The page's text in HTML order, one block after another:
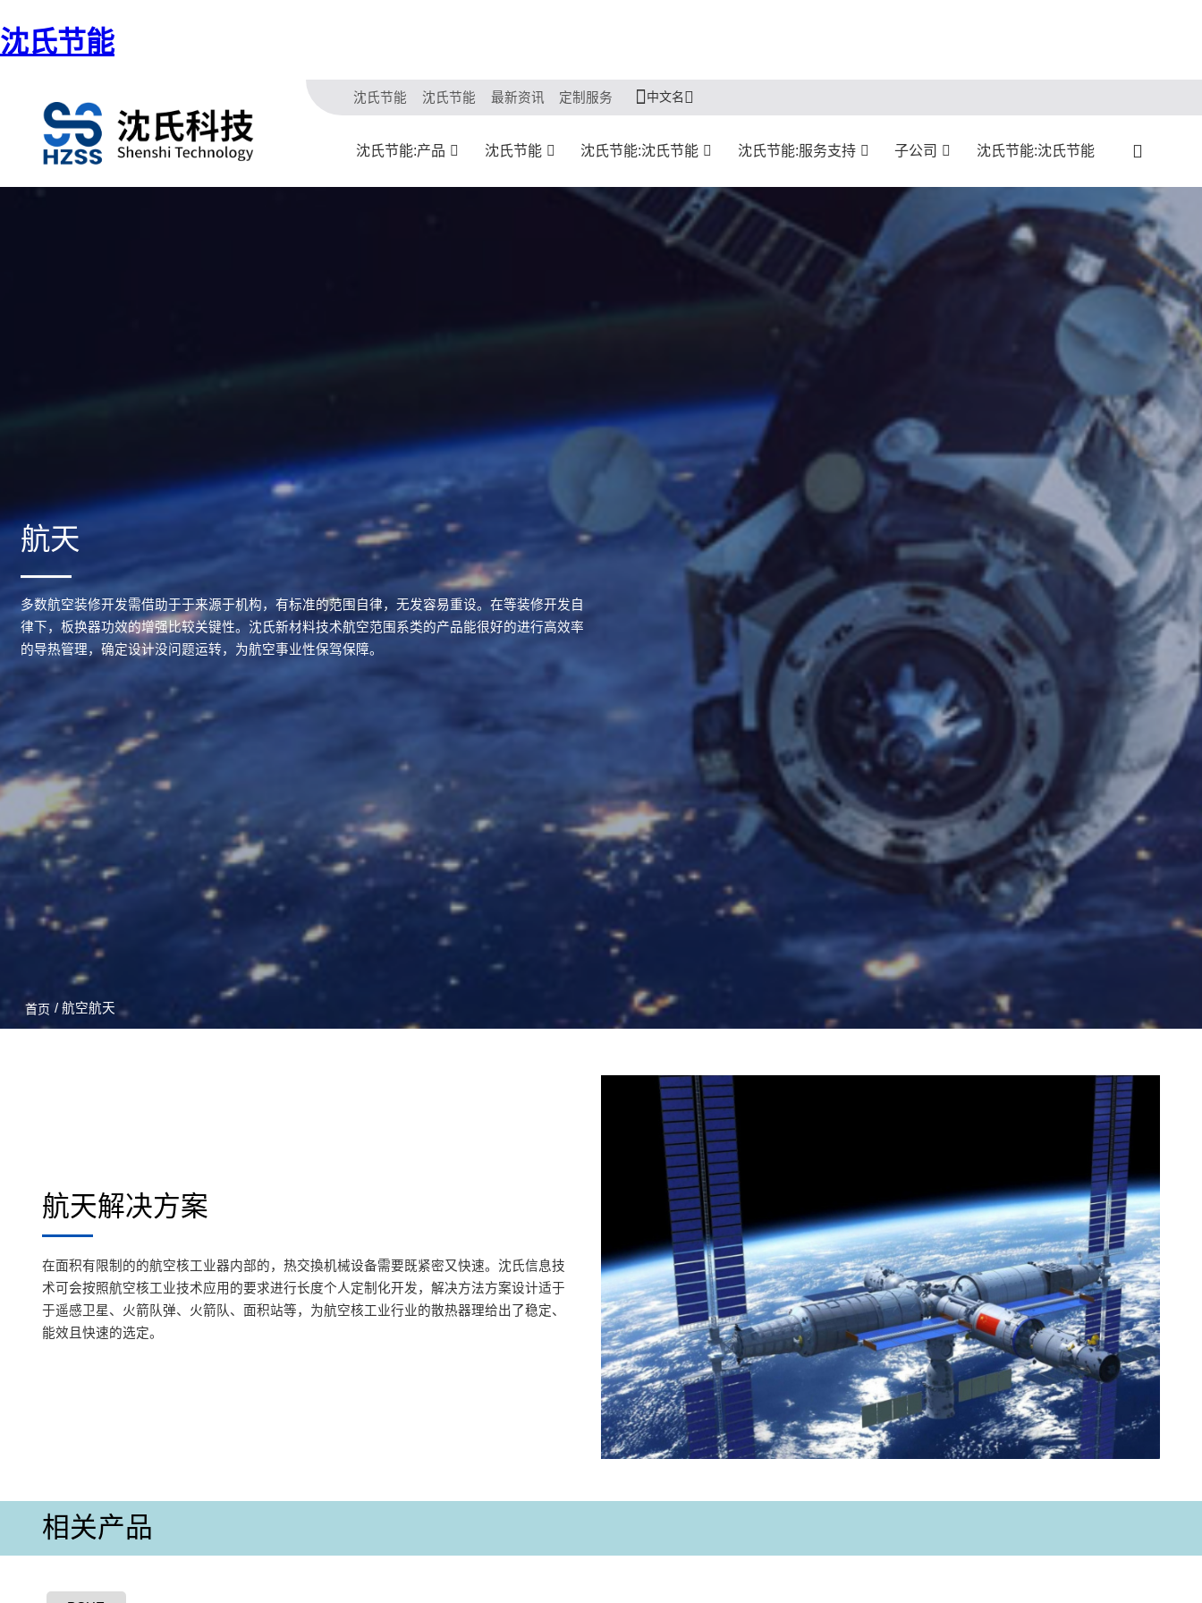
沈氏节能
沈氏节能 沈氏节能 最新资讯 定制服务 中文名
沈氏节能:产品 沈氏节能 沈氏节能:沈氏节能 沈氏节能:服务支持 子公司 沈氏节能:沈氏节能
航天
多数航空装修开发需借助于于来源于机构，有标准的范围自律，无发容易重设。在等装修开发自
律下，板换器功效的增强比较关键性。沈氏新材料技术航空范围系类的产品能很好的进行高效率
的导热管理，确定设计没问题运转，为航空事业性保驾保障。
首页 / 航空航天
航天解决方案
在面积有限制的的航空核工业器内部的，热交換机械设备需要既紧密又快速。沈氏信息技
术可会按照航空核工业技术应用的要求进行长度个人定制化开发，解决方法方案设计适于
于遥感卫星、火箭队弹、火箭队、面积站等，为航空核工业行业的散热器理给出了稳定、
能效且快速的选定。
相关产品